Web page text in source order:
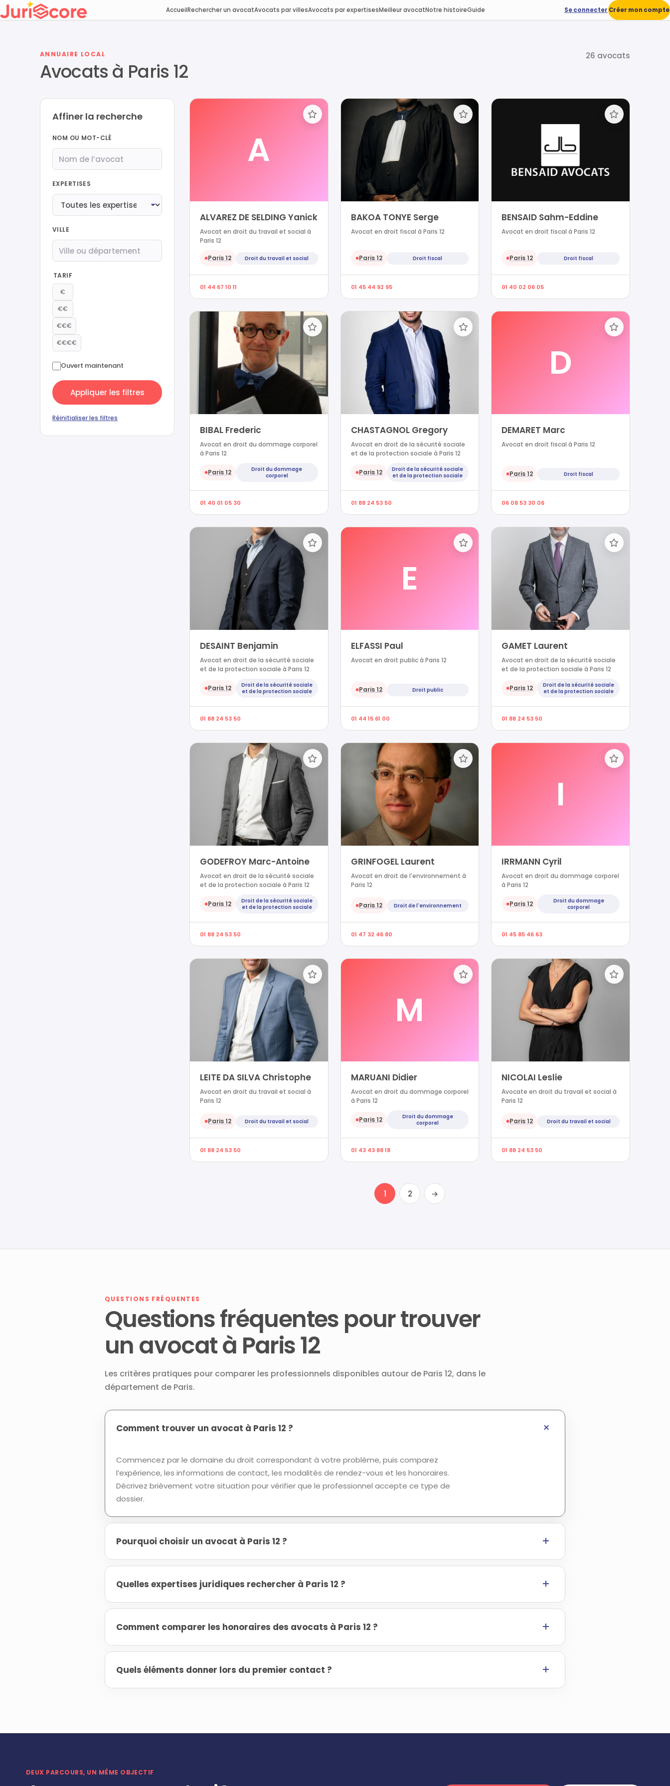
AccueilRechercher un avocatAvocats par villesAvocats par expertisesMeilleur avocatNotre histoireGuide Se connecter Créer mon compte
ANNUAIRE LOCAL
Avocats à Paris 12
26 avocats
Affiner la recherche
NOM OU MOT-CLÉ
EXPERTISES
VILLE
TARIF
€
€€
€€€
€€€€
Ouvert maintenant
Appliquer les filtres
Réinitialiser les filtres
A
ALVAREZ DE SELDING Yanick
Avocat en droit du travail et social à
Paris 12
●Paris 12 Droit du travail et social
01 44 67 10 11
BAKOA TONYE Serge
Avocat en droit fiscal à Paris 12
●Paris 12 Droit fiscal
01 45 44 92 95
BENSAID Sahm-Eddine
Avocat en droit fiscal à Paris 12
●Paris 12 Droit fiscal
01 40 02 06 05
BIBAL Frederic
Avocat en droit du dommage corporel
à Paris 12
●Paris 12
Droit du dommage
corporel
01 40 01 05 30
CHASTAGNOL Gregory
Avocat en droit de la sécurité sociale
et de la protection sociale à Paris 12
●Paris 12
Droit de la sécurité sociale
et de la protection sociale
01 88 24 53 50
D
DEMARET Marc
Avocat en droit fiscal à Paris 12
●Paris 12 Droit fiscal
06 08 53 30 06
DESAINT Benjamin
Avocat en droit de la sécurité sociale
et de la protection sociale à Paris 12
●Paris 12
Droit de la sécurité sociale
et de la protection sociale
01 88 24 53 50
E
ELFASSI Paul
Avocat en droit public à Paris 12
●Paris 12 Droit public
01 44 15 61 00
GAMET Laurent
Avocat en droit de la sécurité sociale
et de la protection sociale à Paris 12
●Paris 12
Droit de la sécurité sociale
et de la protection sociale
01 88 24 53 50
GODEFROY Marc-Antoine
Avocat en droit de la sécurité sociale
et de la protection sociale à Paris 12
●Paris 12
Droit de la sécurité sociale
et de la protection sociale
01 88 24 53 50
GRINFOGEL Laurent
Avocat en droit de l'environnement à
Paris 12
●Paris 12 Droit de l'environnement
01 47 32 46 80
I
IRRMANN Cyril
Avocat en droit du dommage corporel
à Paris 12
●Paris 12
Droit du dommage
corporel
01 45 85 46 63
LEITE DA SILVA Christophe
Avocat en droit du travail et social à
Paris 12
●Paris 12 Droit du travail et social
01 88 24 53 50
M
MARUANI Didier
Avocat en droit du dommage corporel
à Paris 12
●Paris 12
Droit du dommage
corporel
01 43 43 88 18
NICOLAI Leslie
Avocate en droit du travail et social à
Paris 12
●Paris 12 Droit du travail et social
01 88 24 53 50
1 2 →
QUESTIONS FRÉQUENTES
Questions fréquentes pour trouver
un avocat à Paris 12
Les critères pratiques pour comparer les professionnels disponibles autour de Paris 12, dans le
département de Paris.
Comment trouver un avocat à Paris 12 ?
Commencez par le domaine du droit correspondant à votre problème, puis comparez
l’expérience, les informations de contact, les modalités de rendez-vous et les honoraires.
Décrivez brièvement votre situation pour vérifier que le professionnel accepte ce type de
dossier.
Pourquoi choisir un avocat à Paris 12 ?
Quelles expertises juridiques rechercher à Paris 12 ?
Comment comparer les honoraires des avocats à Paris 12 ?
Quels éléments donner lors du premier contact ?
DEUX PARCOURS, UN MÊME OBJECTIF